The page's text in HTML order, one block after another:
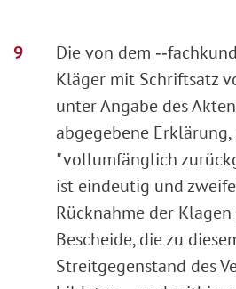
Die von dem
Kläger mit Schriftsatz
unter Angabe des
abgegebene Erklärung,
"vollumfänglich
ist eindeutig und
Rücknahme der
Bescheide, die zu
Streitgegenstand des